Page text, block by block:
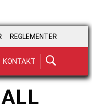
REGLEMENTER
KONTAKT